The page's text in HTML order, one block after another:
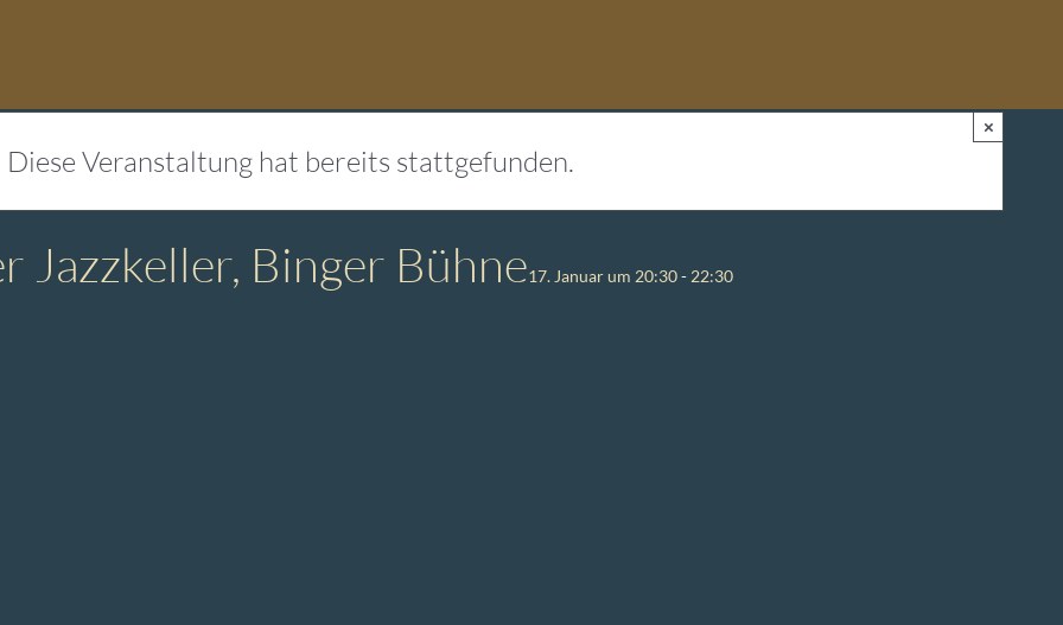
Diese Veranstaltung hat bereits stattgefunden.
×
Jazzkeller, Binger Bühne17. Januar um 20:30- 22:30